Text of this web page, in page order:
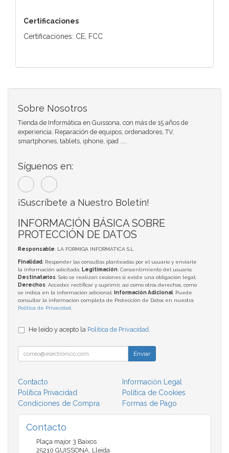
Certificaciones
Certificaciones: CE, FCC
Sobre Nosotros
Tienda de Informática en Guissona, con más de 15 años de
experiencia. Reparación de equipos, ordenadores, TV,
smartphones, tablets, iphone, ipad ....
Síguenos en:
¡Suscríbete a Nuestro Boletín!
INFORMACIÓN BÁSICA SOBRE
PROTECCIÓN DE DATOS
Responsable: LA FORMIGA INFORMATICA S.L.
Finalidad: Responder las consultas planteadas por el usuario y enviarle
la información solicitada; Legitimación: Consentimiento del usuario;
Destinatarios: Solo se realizan cesiones si existe una obligación legal;
Derechos: Acceder, rectificar y suprimir, así como otros derechos, como
se indica en la información adicional;
Información Adicional: Puede
consultar la información completa de Protección de Datos en nuestra
Política de Privacidad
He leído y acepto la Política de Privacidad
Enviar
Contacto
Información Legal
Política Privacidad
Política de Cookies
Condiciones de Compra
Formas de Pago
Contacto
Plaça major 3 Baixos
25210 GUISSONA Lleida